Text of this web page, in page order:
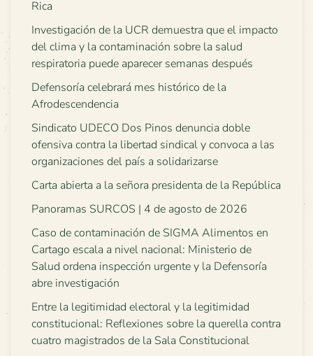
Rica
Investigación de la UCR demuestra que el impacto
del clima y la contaminación sobre la salud
respiratoria puede aparecer semanas después
Defensoría celebrará mes histórico de la
Afrodescendencia
Sindicato UDECO Dos Pinos denuncia doble
ofensiva contra la libertad sindical y convoca a las
organizaciones del país a solidarizarse
Carta abierta a la señora presidenta de la República
Panoramas SURCOS | 4 de agosto de 2026
Caso de contaminación de SIGMA Alimentos en
Cartago escala a nivel nacional: Ministerio de
Salud ordena inspección urgente y la Defensoría
abre investigación
Entre la legitimidad electoral y la legitimidad
constitucional: Reflexiones sobre la querella contra
cuatro magistrados de la Sala Constitucional